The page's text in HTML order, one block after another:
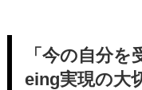
「今の自分
eing実現の大